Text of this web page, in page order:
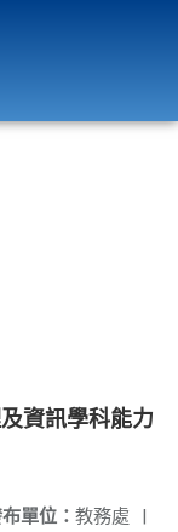
資訊學科能力
單位： 教務處 |